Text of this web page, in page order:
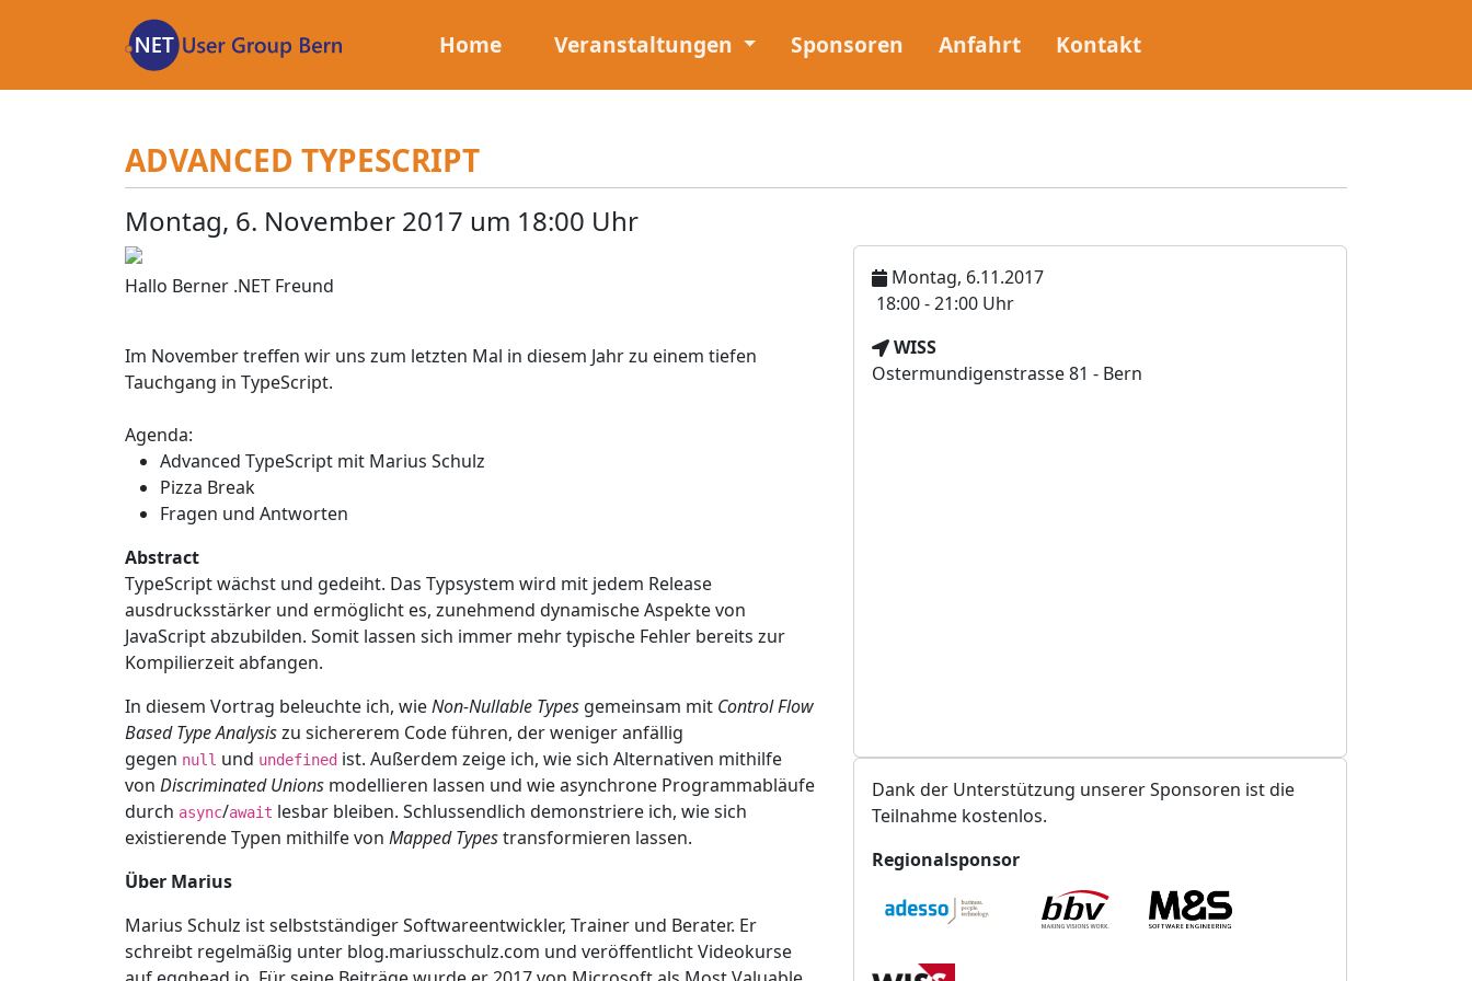
Home Veranstaltungen Sponsoren Anfahrt Kontakt
ADVANCED TYPESCRIPT
Montag, 6. November 2017 um 18:00 Uhr
Hallo Berner .NET Freund
Im November treffen wir uns zum letzten Mal in diesem Jahr zu einem tiefen
Tauchgang in TypeScript.
Agenda:
Advanced TypeScript mit Marius Schulz
Pizza Break
Fragen und Antworten
Abstract
TypeScript wächst und gedeiht. Das Typsystem wird mit jedem Release
ausdrucksstärker und ermöglicht es, zunehmend dynamische Aspekte von
JavaScript abzubilden. Somit lassen sich immer mehr typische Fehler bereits zur
Kompilierzeit abfangen.
In diesem Vortrag beleuchte ich, wieNon-Nullable Types gemeinsam mit Control Flow
Based Type Analysiszu sichererem Code führen, der weniger anfällig
gegen null und undefined ist. Außerdem zeige ich, wie sich Alternativen mithilfe
von Discriminated Unions modellieren lassen und wie asynchrone Programmabläufe
durch async/await lesbar bleiben. Schlussendlich demonstriere ich, wie sich
existierende Typen mithilfe von Mapped Typestransformieren lassen.
Über Marius
Marius Schulz ist selbstständiger Softwareentwickler, Trainer und Berater. Er
schreibt regelmäßig unter blog.mariusschulz.com und veröffentlicht Videokurse
Montag, 6.11.2017
U
r
z
18:00 - 21:00 Uhr
V
e
t
WISS
Ostermundigenstrasse 81 - Bern
Dank der Unterstützung unserer Sponsoren ist die
Teilnahme kostenlos.
Regionalsponsor